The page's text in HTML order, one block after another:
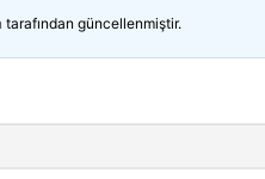
tarafından güncellenmiştir.